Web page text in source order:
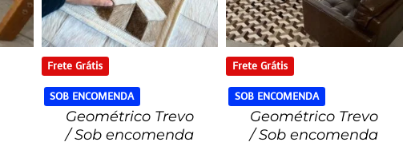
Frete Grátis
SOB ENCOMENDA
Geométrico Trevo
/ Sob encomenda
Frete Grátis
SOB ENCOMENDA
Geométrico Trevo
/ Sob encomenda